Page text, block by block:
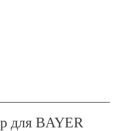
для BAYER